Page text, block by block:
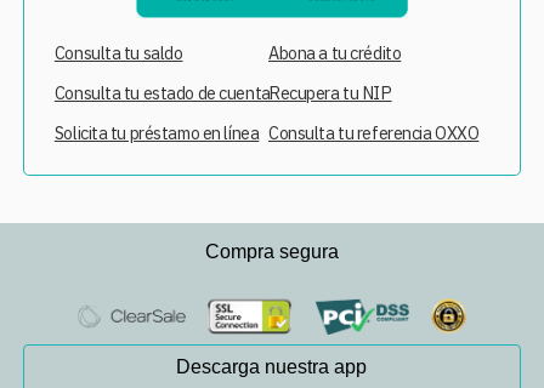
Consulta tu saldo
Consulta tu estado de cuenta
Solicita tu préstamo en línea
Abona a tu crédito
Recupera tu NIP
Consulta tu referencia OXXO
Compra segura
Descarga nuestra app